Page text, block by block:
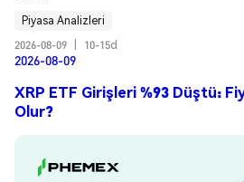
Piyasa Analizleri
2026-08-09
10-15d
2026-08-09
XRP ETF Girişleri %93 Düştü:
Olur?